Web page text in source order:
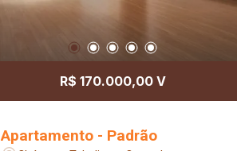
R$ 170.000,00 V
Apartamento - Padrão